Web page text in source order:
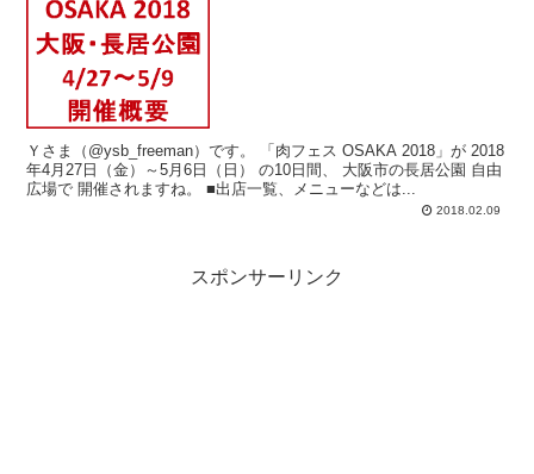
Ｙさま（@ysb_freeman）です。 「肉フェス OSAKA 2018」が 2018
年4月27日（金）～5月6日（日） の10日間、 大阪市の長居公園 自由
広場で 開催されますね。 ■出店一覧、メニューなどは...
2018.02.09
スポンサーリンク